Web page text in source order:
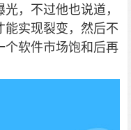
，不过他也说道，
能实现裂变，然后不
个软件市场饱和后再